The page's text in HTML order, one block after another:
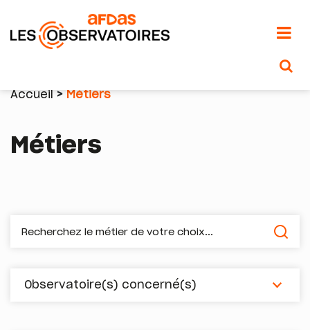
au
principal
Fil
d'Ariane
Accueil Métiers
Métiers
Observatoire(s) concerné(s)